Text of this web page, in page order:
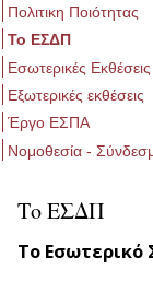
Πολιτικη Ποιότητας
Το ΕΣΔΠ
Εσωτερικές Εκθέσεις
Εξωτερικές εκθέσεις
Έργο ΕΣΠΑ
Νομοθεσία -
Το ΕΣΔΠ
Το Εσωτερικό